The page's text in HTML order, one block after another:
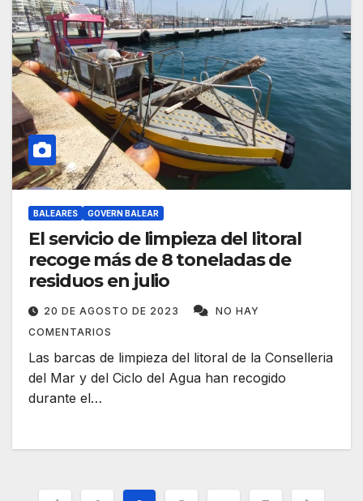
BALEARES GOVERN BALEAR
El servicio de limpieza del litoral
recoge más de 8 toneladas de
residuos en julio
20 DE AGOSTO DE 2023
NO HAY
COMENTARIOS
Las barcas de limpieza del litoral de la Conselleria
del Mar y del Ciclo del Agua han recogido
durante el…